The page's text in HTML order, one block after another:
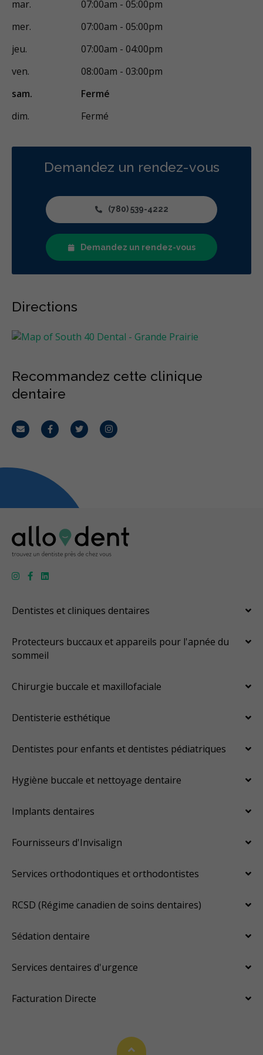
Gestion de l'anxiété dentaire
Sédation - IV
Sédation - protoxyde d'azote
Sédation - orale
Appareils dentaires
Soins dentaires pour enfants
Services esthétiques
Diagnostique
Urgences
Endodontie
Chirurgie buccale
Hygiène préventive et nettoyages
mar.
07:00am - 05:00pm
mer.
07:00am - 05:00pm
jeu.
07:00am - 04:00pm
ven.
08:00am - 03:00pm
sam.
Fermé
dim.
Fermé
Demandez un rendez-vous
(780) 539-4222
Demandez un rendez-vous
Directions
Recommandez cette clinique
dentaire
CourrielFacebookTwitterInstagram
Dentistes et cliniques dentaires
Protecteurs buccaux et appareils pour l'apnée du
sommeil
Chirurgie buccale et maxillofaciale
Dentisterie esthétique
Dentistes pour enfants et dentistes pédiatriques
Hygiène buccale et nettoyage dentaire
Implants dentaires
Fournisseurs d'Invisalign
Services orthodontiques et orthodontistes
RCSD (Régime canadien de soins dentaires)
Sédation dentaire
Services dentaires d'urgence
Facturation Directe
Haut de page